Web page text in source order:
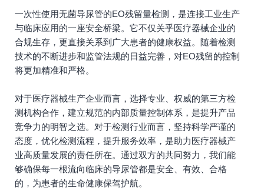
一次性使用无菌导尿管的EO残留量检测，是连接工业生产
与临床应用的一座安全桥梁。它不仅关乎医疗器械企业的
合规生存，更直接关系到广大患者的健康权益。随着检测
技术的不断进步和监管法规的日益完善，对EO残留的控制
将更加精准和严格。
对于医疗器械生产企业而言，选择专业、权威的第三方检
测机构合作，建立规范的内部质量控制体系，是提升产品
竞争力的明智之选。对于检测行业而言，坚持科学严谨的
态度，优化检测流程，提升服务效率，是助力医疗器械产
业高质量发展的责任所在。通过双方的共同努力，我们能
够确保每一根流向临床的导尿管都是安全、有效、合格
的，为患者的生命健康保驾护航。